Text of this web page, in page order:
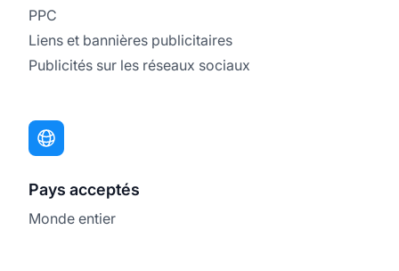
PPC
Liens et bannières publicitaires
Publicités sur les réseaux sociaux
Pays acceptés
Monde entier